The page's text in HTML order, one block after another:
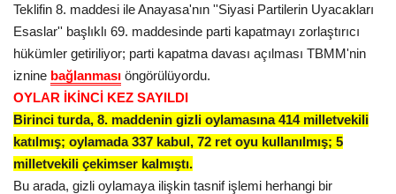
Teklifin 8. maddesi ile Anayasa'nın ''Siyasi Partilerin Uyacakları
Esaslar'' başlıklı 69. maddesinde parti kapatmayı zorlaştırıcı
hükümler getiriliyor; parti kapatma davası açılması TBMM'nin
iznine bağlanması öngörülüyordu.
OYLAR İKİNCİ KEZ SAYILDI
Birinci turda, 8. maddenin gizli oylamasına 414 milletvekili
katılmış; oylamada 337 kabul, 72 ret oyu kullanılmış; 5
milletvekili çekimser kalmıştı.
Bu arada, gizli oylamaya ilişkin tasnif işlemi herhangi bir